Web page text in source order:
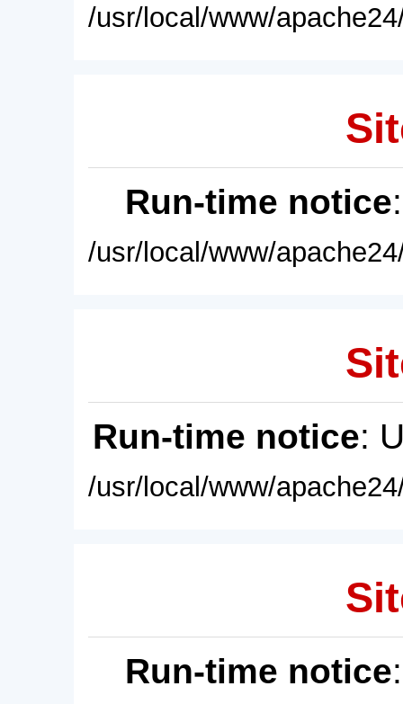
/usr/local/www/
Run-time notice
/usr/local/www/
Run-time notice:
/usr/local/www/
Run-time notice